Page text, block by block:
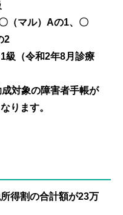
（マル）Aの1、〇
2
級（令和2年8月診療
対象の障害者手帳が
ります。
得割の合計額が23万